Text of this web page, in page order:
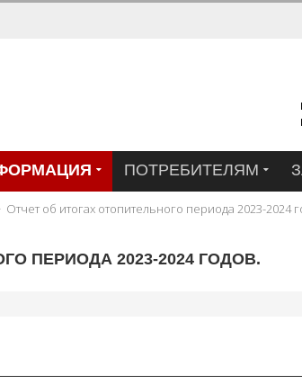
ПОТРЕБИТЕЛЯМ
Отчет об итогах отопительного периода 2023-2024
ПЕРИОДА 2023-2024 ГОДОВ.